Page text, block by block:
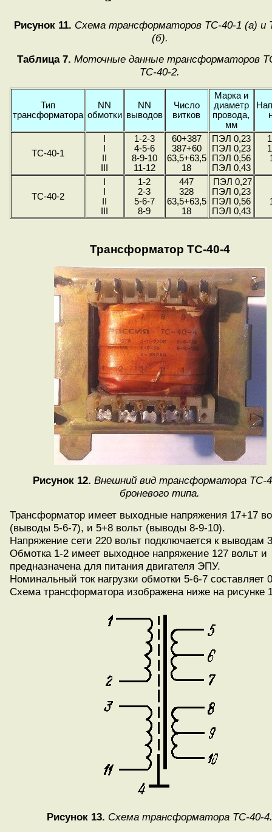
Рисунок 11. Схема трансформаторов ТС-40-1 (а) и
(б).
Таблица 7. Моточные данные трансформаторов
ТС-40-2.
Тип
трансформатора
NN
обмотки
NN
выводов
Число
витков
Марка и
диаметр
провода,
мм
ТС-40-1
1-2-3
4-5-6
8-9-10
11-12
60+387
387+60
63,5+63,5
18
ПЭЛ 0,23
ПЭЛ 0,23
ПЭЛ 0,56
ПЭЛ 0,43
ТС-40-2
1-2
2-3
5-6-7
8-9
447
328
63,5+63,5
18
ПЭЛ 0,27
ПЭЛ 0,23
ПЭЛ 0,56
ПЭЛ 0,43
Трансформатор ТС-40-4
Рисунок 12. Внешний вид трансформатора ТС-
броневого типа.
Трансформатор имеет выходные напряжения 17+17
(выводы 5-6-7), и 5+8 вольт (выводы 8-9-10).
Напряжение сети 220 вольт подключается к выводам
Обмотка 1-2 имеет выходное напряжение 127 вольт и
предназначена для питания двигателя ЭПУ.
Номинальный ток нагрузки обмотки 5-6-7 составляет
Схема трансформатора изображена ниже на рисунке
Рисунок 13. Схема трансформатора ТС-40-